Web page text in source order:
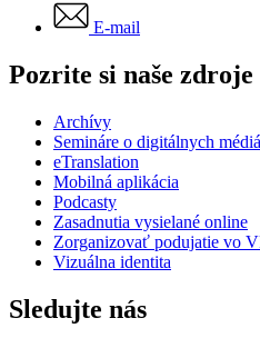
E-mail
Pozrite si naše zdroje
Archívy
Semináre o digitálnych
eTranslation
Mobilná aplikácia
Podcasty
Zasadnutia vysielané online
Zorganizovať podujatie vo
Vizuálna identita
Sledujte nás